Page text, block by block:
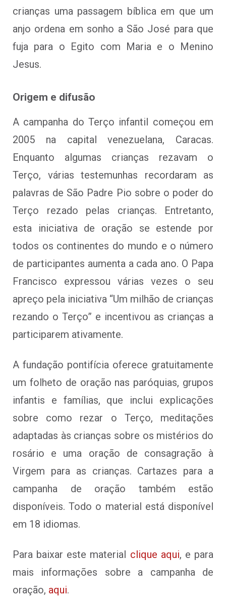
crianças uma passagem bíblica em que um
anjo ordena em sonho a São José para que
fuja para o Egito com Maria e o Menino
Jesus.
Origem e difusão
A campanha do Terço infantil começou em
2005 na capital venezuelana, Caracas.
Enquanto algumas crianças rezavam o
Terço, várias testemunhas recordaram as
palavras de São Padre Pio sobre o poder do
Terço rezado pelas crianças. Entretanto,
esta iniciativa de oração se estende por
todos os continentes do mundo e o número
de participantes aumenta a cada ano. O Papa
Francisco expressou várias vezes o seu
apreço pela iniciativa “Um milhão de crianças
rezando o Terço” e incentivou as crianças a
participarem ativamente.
A fundação pontifícia oferece gratuitamente
um folheto de oração nas paróquias, grupos
infantis e famílias, que inclui explicações
sobre como rezar o Terço, meditações
adaptadas às crianças sobre os mistérios do
rosário e uma oração de consagração à
Virgem para as crianças. Cartazes para a
campanha de oração também estão
disponíveis. Todo o material está disponível
em 18 idiomas.
Para baixar este material clique aqui, e para
mais informações sobre a campanha de
oração, aqui.